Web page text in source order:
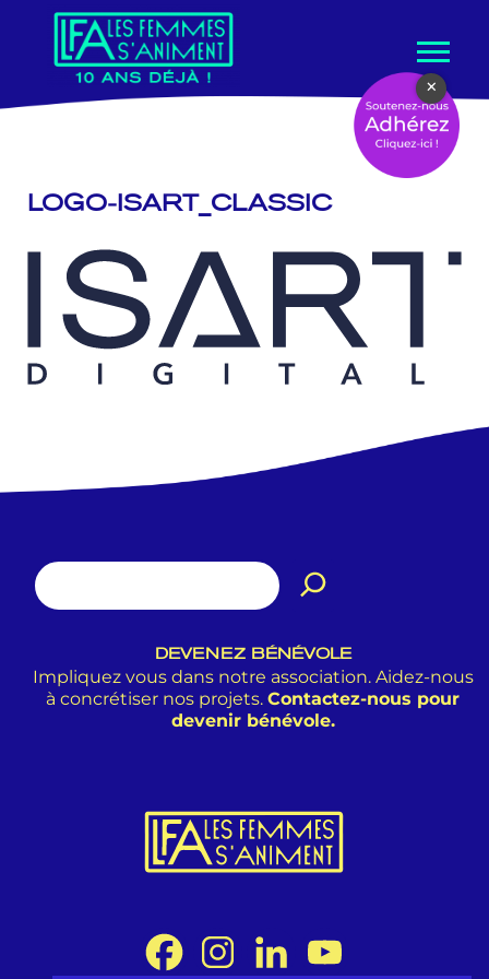
contenu
LOGO-ISART_CLASSIC
DEVENEZ BÉNÉVOLE
Impliquez vous dans notre association. Aidez-nous
à concrétiser nos projets. Contactez-nous pour
devenir bénévole.
×